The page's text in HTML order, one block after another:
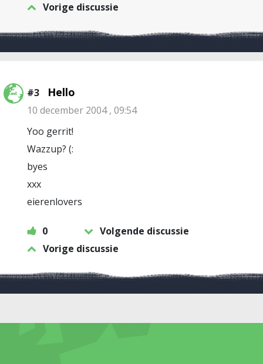
Vorige discussie
#3 Hello
10 december 2004 , 09:54
Yoo gerrit!
Wazzup? (:
byes
xxx
eierenlovers
0
Volgende discussie
Vorige discussie